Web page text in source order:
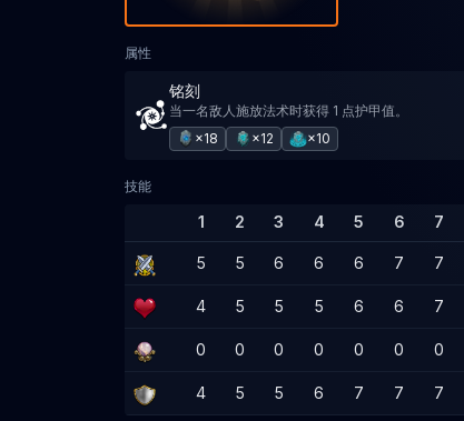
属性
铭刻
当一名敌人施放法术时获得 1 点护甲值。
×18
×12 ×10
技能
1 2 3 4 5 6 7
5 5 6 6 6 7 7
4 5 5 5 6 6 7
0 0 0 0 0 0 0
4 5 5 6 7 7 7